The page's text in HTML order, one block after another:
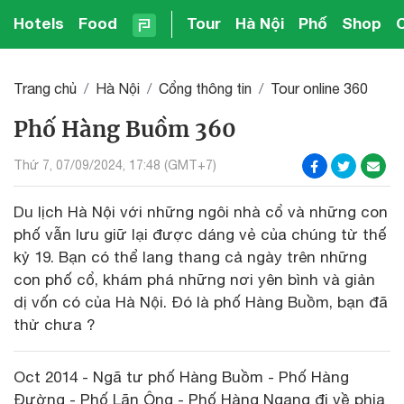
Hotels Food Tour Hà Nội Phố Shop
Trang chủ Hà Nội Cổng thông tin Tour online 360
Phố Hàng Buồm 360
Thứ 7, 07/09/2024, 17:48 (GMT+7)
Du lịch Hà Nội với những ngôi nhà cổ và những con
phố vẫn lưu giữ lại được dáng vẻ của chúng từ thế
kỷ 19. Bạn có thể lang thang cả ngày trên những
con phố cổ, khám phá những nơi yên bình và giản
dị vốn có của Hà Nội. Đó là phố Hàng Buồm, bạn đã
thử chưa ?
Oct 2014 - Ngã tư phố Hàng Buồm - Phố Hàng
Đường - Phố Lãn Ông - Phố Hàng Ngang đi về phia